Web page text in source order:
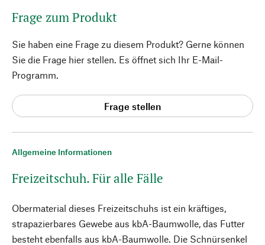
Allgemeine Informationen
Freizeitschuh. Für alle Fälle
Obermaterial dieses Freizeitschuhs ist ein kräftiges,
strapazierbares Gewebe aus kbA-Baumwolle, das Futter
besteht ebenfalls aus kbA-Baumwolle. Die Schnürsenkel
Frage zum Produkt
Sie haben eine Frage zu diesem Produkt? Gerne können
Sie die Frage hier stellen. Es öffnet sich Ihr E-Mail-
Programm.
Frage stellen